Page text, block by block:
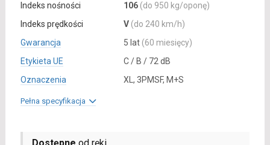
Indeks nośności
106 (do 950 kg/oponę)
Indeks prędkości
V (do 240 km/h)
Gwarancja
5 lat (60 miesięcy)
Etykieta UE
C / B / 72 dB
Oznaczenia
XL, 3PMSF, M+S
Pełna specyfikacja